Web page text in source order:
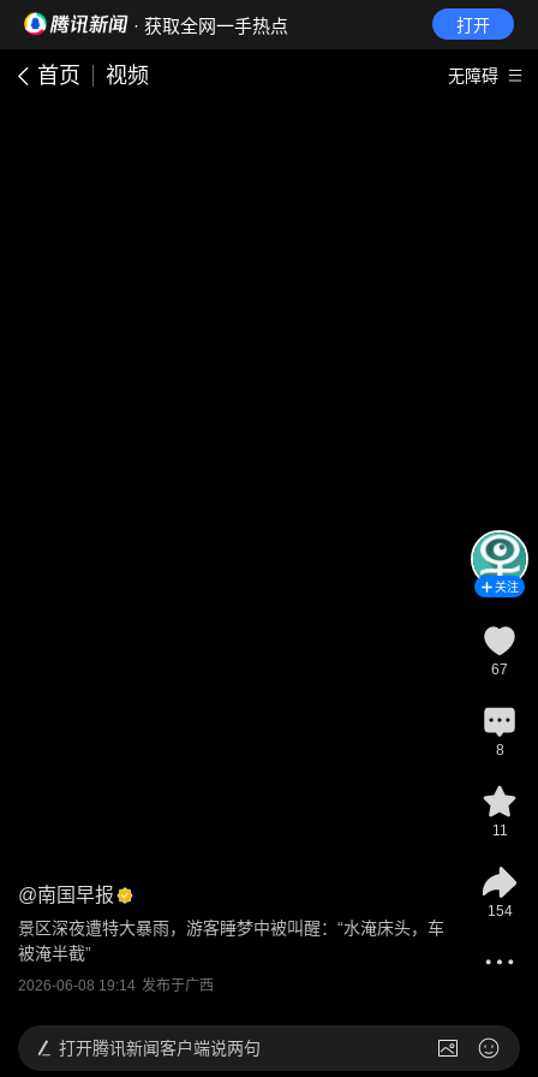
· 获取全网一手热点 打开
首页 视频 无障碍
@南国早报
景区深夜遭特大暴雨，游客睡梦中被叫醒：“水淹床头，车
被淹半截”
2026-06-08 19:14 发布于广西
关注
67
8
11
154
打开腾讯新闻客户端说两句